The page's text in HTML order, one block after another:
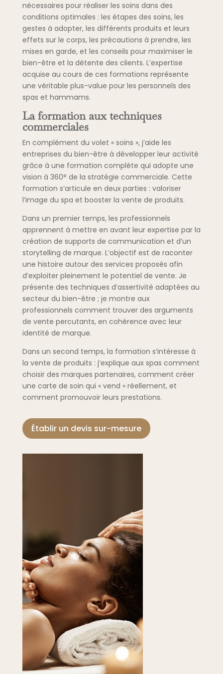
nécessaires pour réaliser les soins dans des
conditions optimales : les étapes des soins, les
gestes à adopter, les différents produits et leurs
effets sur le corps, les précautions à prendre, les
mises en garde, et les conseils pour maximiser le
bien-être et la détente des clients. L’expertise
acquise au cours de ces formations représente
une véritable plus-value pour les personnels des
spas et hammams.
La formation aux techniques
commerciales
En complément du volet « soins », j’aide les
entreprises du bien-être à développer leur activité
grâce à une formation complète qui adopte une
vision à 360° de la stratégie commerciale. Cette
formation s’articule en deux parties : valoriser
l’image du spa et booster la vente de produits.
Dans un premier temps, les professionnels
apprennent à mettre en avant leur expertise par la
création de supports de communication et d’un
storytelling de marque. L’objectif est de raconter
une histoire autour des services proposés afin
d’exploiter pleinement le potentiel de vente. Je
présente des techniques d’assertivité adaptées au
secteur du bien-être ; je montre aux
professionnels comment trouver des arguments
de vente percutants, en cohérence avec leur
identité de marque.
Dans un second temps, la formation s’intéresse à
la vente de produits : j’explique aux spas comment
choisir des marques partenaires, comment créer
une carte de soin qui « vend » réellement, et
comment promouvoir leurs prestations.
Établir un devis sur-mesure